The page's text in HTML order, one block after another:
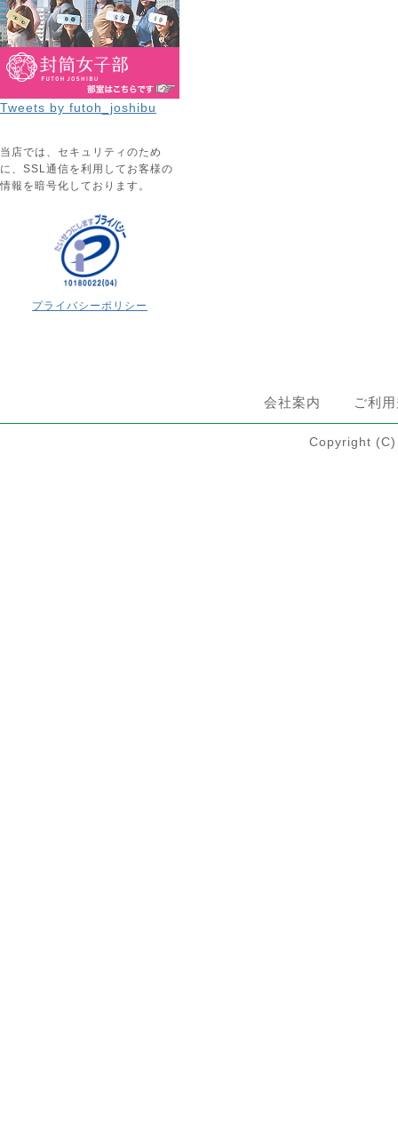
Tweets by futoh_joshibu
当店では、セキュリティのため
に、SSL通信を利用してお客様の
情報を暗号化しております。
プライバシーポリシー
会社案内 ご利
Copyright